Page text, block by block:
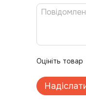
Оцініть товар